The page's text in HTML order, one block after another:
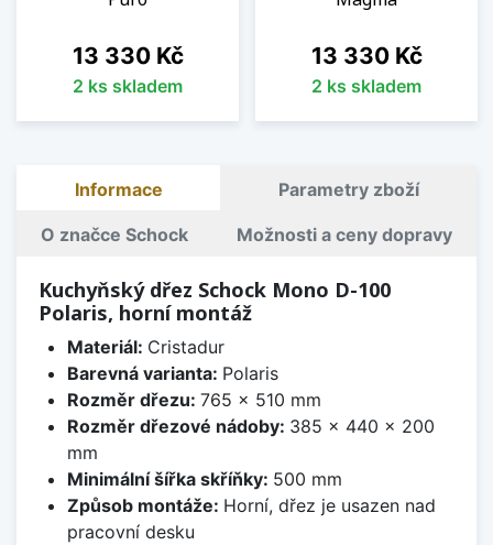
Cena
13 330 Kč
2 ks skladem
Cena
13 330 Kč
2 ks skladem
Informace Parametry zboží
O značce Schock Možnosti a ceny dopravy
Kuchyňský dřez Schock Mono D-100
Polaris, horní montáž
Materiál: Cristadur
Barevná varianta: Polaris
Rozměr dřezu: 765 x 510 mm
Rozměr dřezové nádoby: 385 x 440 x 200
mm
Minimální šířka skříňky: 500 mm
Způsob montáže: Horní, dřez je usazen nad
pracovní desku